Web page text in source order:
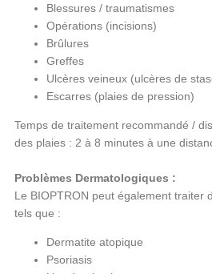
Blessures / traumatismes
Opérations (incisions)
Brûlures
Greffes
Ulcères veineux (ulcères de
Escarres (plaies de pression)
Temps de traitement recommandé /
des plaies : 2 à 8 minutes à une
Problèmes Dermatologiques :
Le BIOPTRON peut également traiter
tels que :
Dermatite atopique
Psoriasis